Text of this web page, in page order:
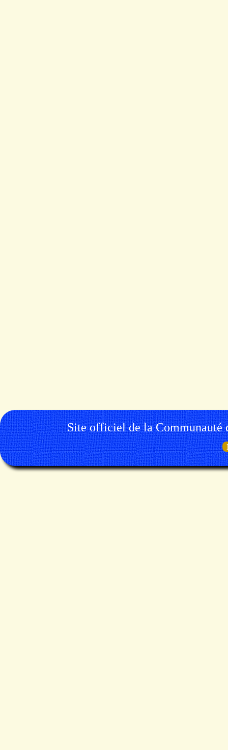
Site officiel de la Communauté